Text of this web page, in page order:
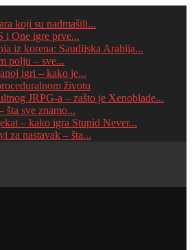
koji su nadmašili...
i One igre prve...
iz korena: Saudijska Arabija...
polju – sve...
igri – kako je...
životu
JRPG-a – zašto je Xenoblade...
šta sve znamo...
– kako igra Stupid Never...
za nastavak – šta...